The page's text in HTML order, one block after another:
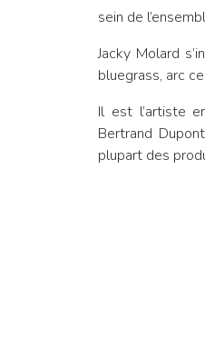
sein de
Jacky Molard
bluegrass, arc
Il est l’artiste
Bertrand
plupart des